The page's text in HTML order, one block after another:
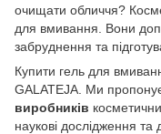
очищати обличчя?
для вмивання. Вони
забруднення та
Купити гель для
GALATEJA. Ми
виробників
наукові дослідження